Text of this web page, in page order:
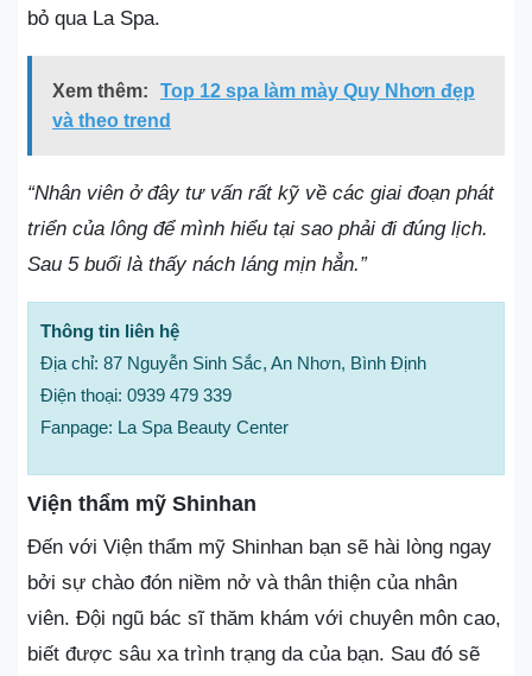
bỏ qua La Spa.
Xem thêm:
Top 12 spa làm mày Quy Nhơn đẹp
và theo trend
“Nhân viên ở đây tư vấn rất kỹ về các giai đoạn phát
triển của lông để mình hiểu tại sao phải đi đúng lịch.
Sau 5 buổi là thấy nách láng mịn hẳn.”
Thông tin liên hệ
Địa chỉ: 87 Nguyễn Sinh Sắc, An Nhơn, Bình Định
Điện thoại: 0939 479 339
Fanpage: La Spa Beauty Center
Viện thẩm mỹ Shinhan
Đến với Viện thẩm mỹ Shinhan bạn sẽ hài lòng ngay
bởi sự chào đón niềm nở và thân thiện của nhân
viên. Đội ngũ bác sĩ thăm khám với chuyên môn cao,
biết được sâu xa trình trạng da của bạn. Sau đó sẽ